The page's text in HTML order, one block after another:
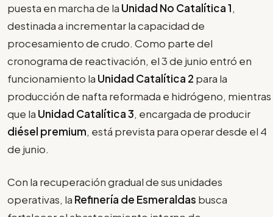
puesta en marcha de la Unidad No Catalítica 1,
destinada a incrementar la capacidad de
procesamiento de crudo. Como parte del
cronograma de reactivación, el 3 de junio entró en
funcionamiento la Unidad Catalítica 2 para la
producción de nafta reformada e hidrógeno, mientras
que la Unidad Catalítica 3, encargada de producir
diésel premium, está prevista para operar desde el 4
de junio.
Con la recuperación gradual de sus unidades
operativas, la Refinería de Esmeraldas busca